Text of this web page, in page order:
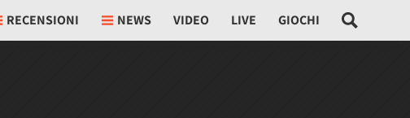
RECENSIONI NEWS VIDEO LIVE GIOCHI